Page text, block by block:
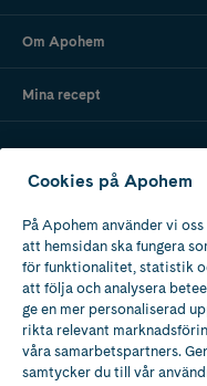
Om Apohem
Mina recept
Ladda ner vår app
Apotek med tillstånd
av Läkemedelsverket
Cookies på Apohem
På Apohem använder vi
att hemsidan ska fungera
för funktionalitet, statistik
att följa och analysera
ge en mer personaliserad
rikta relevant
våra samarbetspartners.
samtycker du till vår